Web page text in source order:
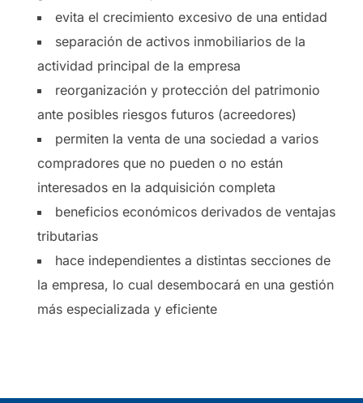
evita el crecimiento excesivo de una entidad
separación de activos inmobiliarios de la
actividad principal de la empresa
reorganización y protección del patrimonio
ante posibles riesgos futuros (acreedores)
permiten la venta de una sociedad a varios
compradores que no pueden o no están
interesados en la adquisición completa
beneficios económicos derivados de ventajas
tributarias
hace independientes a distintas secciones de
la empresa, lo cual desembocará en una gestión
más especializada y eficiente